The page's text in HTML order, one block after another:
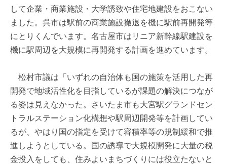
して企業・商業施設・大学誘致や住宅地建設をおこない
ました。呉市は駅前の商業施設撤退を機に駅前再開発等
にとりくんでいます。名古屋市はリニア新幹線駅建設を
機に駅周辺を大規模に再開発する計画を進めています。
松村市議は「いずれの自治体も国の施策を活用した再
開発で地域活性化を目指しているが課題の解決につなが
る姿は見えなかった。さいたま市も大宮駅グランドセン
トラルステーション化構想や駅周辺開発等を計画してい
るが、やはり国の指定を受けて容積率等の規制緩和で推
進しようとしている。国の誘導で大規模開発に大量の税
金投入をしても、住みよいまちづくりには役立たないと